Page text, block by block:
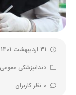
31 اردیبهشت 1401
دندانپزشکی عمومی
0 نظر کاربران